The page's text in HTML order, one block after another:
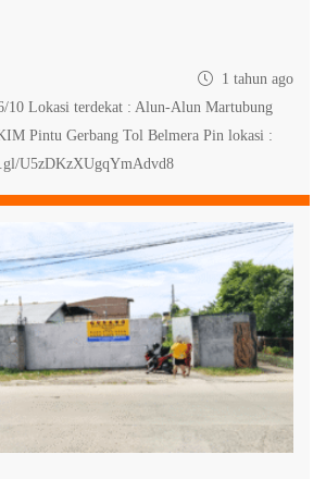
1 tahun ago
10 Lokasi terdekat : Alun-Alun Martubung
Pintu Gerbang Tol Belmera Pin lokasi :
U5zDKzXUgqYmAdvd8